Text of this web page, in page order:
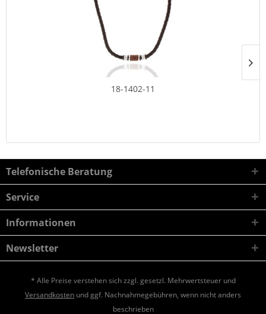
18-1402-11
Telefonische Beratung
Service
Informationen
Newsletter
* Alle Preise verstehen sich zzgl. gesetzl. Mehrwertsteuer und
Versandkosten und ggf. Nachnahmegebühren, wenn nicht anders
beschrieben